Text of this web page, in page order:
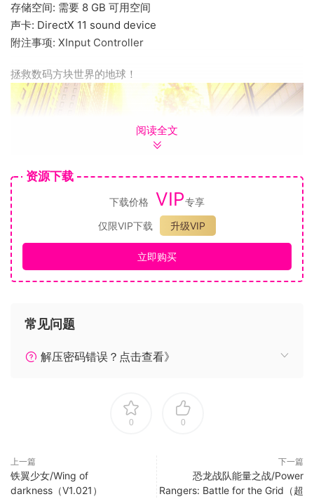
存储空间: 需要 8 GB 可用空间
声卡: DirectX 11 sound device
附注事项: XInput Controller
拯救数码方块世界的地球！
●新战场是四方形地球
EDF的新战场，竟然是四方形地球。这是个万物皆以数码方块
（立体像素）构成的平行世界。在这个世界，原本滚圆的地球
也理所当然地变成了四方形。然而这个和平的四方形地球，现
在却因为变得四分五裂而情况危急。但不论是圆的还是方的，
世界线紧急出动。
EDF队员们正在变得四分五裂的世界各国孤军奋战。拯救并招
利用队员各自的特殊能力来突破多变的战况吧。
●EDF历代兵科化身角色集合
防卫军5》，连衍生作品中登场的兵科与角色也都成为立体像素
队员再次登场。并且大量收录过去系列作中奋力作战的那些士
兵、武器和兵器。不仅能让本系列老玩家感到怀念，也能让首
阅读全文
资源下载
下载价格 VIP专享
仅限VIP下载
升级VIP
立即购买
常见问题
解压密码错误？点击查看》
0 0
上一篇
铁翼少女/Wing of
darkness（V1.021）
下一篇
恐龙战队能量之战/Power
Rangers: Battle for the Grid（超